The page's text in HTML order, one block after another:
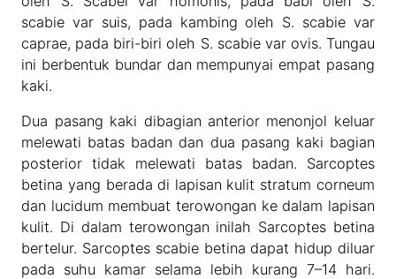
scabie var suis, pada kambing oleh S. scabie var
caprae, pada biri-biri oleh S. scabie var ovis. Tungau
ini berbentuk bundar dan mempunyai empat pasang
kaki.
Dua pasang kaki dibagian anterior menonjol keluar
melewati batas badan dan dua pasang kaki bagian
posterior tidak melewati batas badan. Sarcoptes
betina yang berada di lapisan kulit stratum corneum
dan lucidum membuat terowongan ke dalam lapisan
kulit. Di dalam terowongan inilah Sarcoptes betina
bertelur. Sarcoptes scabie betina dapat hidup diluar
pada suhu kamar selama lebih kurang 7–14 hari.